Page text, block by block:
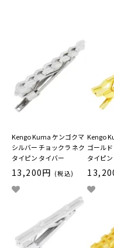
Kengo Kuma ケンゴクマ
シルバー チョックラ ネク
タイピン タイバー
13,200円 (税込)
Kengo
ゴール
タイピ